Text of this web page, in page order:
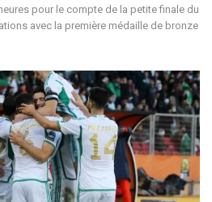
pour le compte de la petite finale du
avec la première médaille de bronze